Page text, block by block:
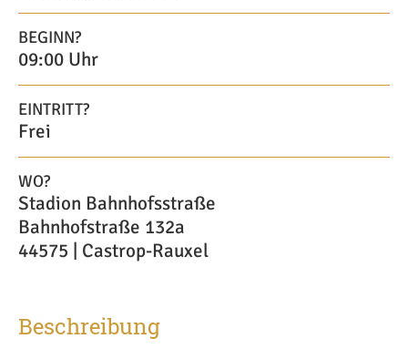
BEGINN?
09:00 Uhr
EINTRITT?
Frei
WO?
Stadion Bahnhofsstraße
Bahnhofstraße 132a
44575 | Castrop-Rauxel
Beschreibung